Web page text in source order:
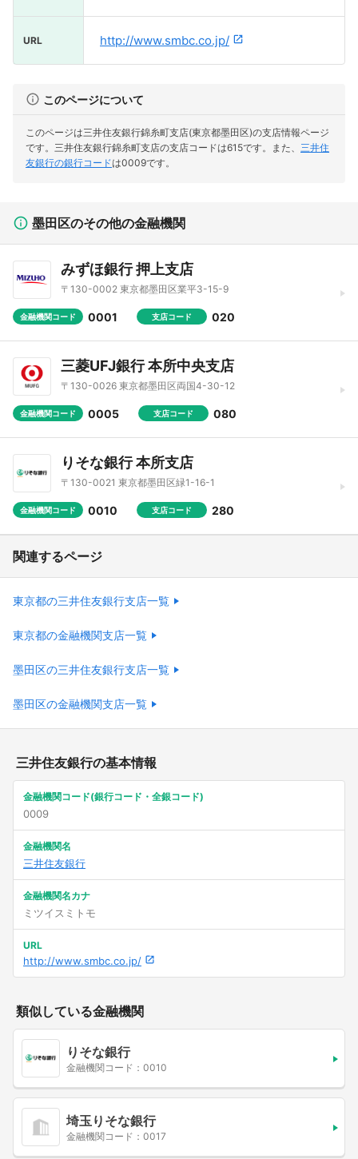
URL http://www.smbc.co.jp/
このページについて
このページは三井住友銀行錦糸町支店(東京都墨田区)の支店情報ページ
です。 三井住友銀行錦糸町支店の支店コードは615です。 また、 三井住
友銀行の銀行コードは0009です。
墨田区のその他の金融機関
みずほ銀行 押上支店
〒130-0002 東京都墨田区業平3-15-9
金融機関コード 0001 支店コード 020
三菱UFJ銀行 本所中央支店
〒130-0026 東京都墨田区両国4-30-12
金融機関コード 0005 支店コード 080
りそな銀行 本所支店
〒130-0021 東京都墨田区緑1-16-1
金融機関コード 0010 支店コード 280
関連するページ
東京都の三井住友銀行支店一覧
東京都の金融機関支店一覧
墨田区の三井住友銀行支店一覧
墨田区の金融機関支店一覧
三井住友銀行の基本情報
金融機関コード(銀行コード・全銀コード)
0009
金融機関名
三井住友銀行
金融機関名カナ
ミツイスミトモ
URL
http://www.smbc.co.jp/
類似している金融機関
りそな銀行
金融機関コード：0010
埼玉りそな銀行
金融機関コード：0017